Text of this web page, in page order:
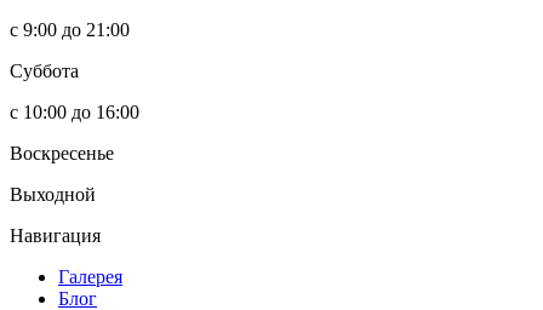
с 9:00 до 21:00
Суббота
с 10:00 до 16:00
Воскресенье
Выходной
Навигация
Галерея
Блог